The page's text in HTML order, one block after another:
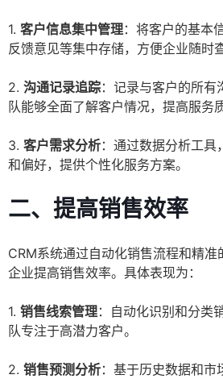
1. 客户信息集中管理：将客户的基本
反馈意见等集中存储，方便企业随时
2. 沟通记录追踪：记录与客户的所有
队能够全面了解客户情况，提高服务
3. 客户需求分析：通过数据分析工
和偏好，提供个性化服务方案。
二、提高销售效率
CRM系统通过自动化销售流程和精准
企业提高销售效率。具体表现为：
1. 销售线索管理：自动化识别和分类
队专注于高潜力客户。
2. 销售预测分析：基于历史数据和市